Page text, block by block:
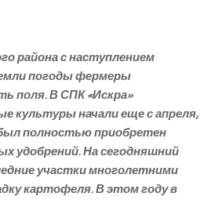
района с наступлением
погоды фермеры
поля. В СПК «Искра»
культуры начали еще с апреля,
полностью приобретен
удобрений. На сегодняшний
участки многолетними
картофеля. В этом году в